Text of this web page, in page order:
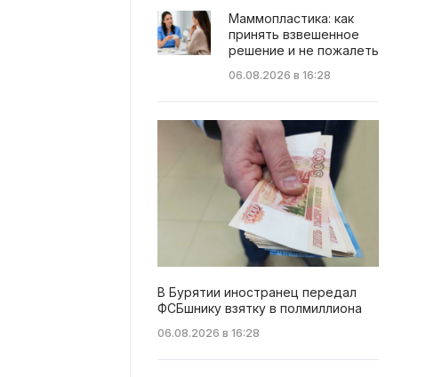
Маммопластика: как
принять взвешенное
решение и не пожалеть
06.08.2026 в 16:28
В Бурятии иностранец передал
ФСБшнику взятку в полмиллиона
06.08.2026 в 16:28